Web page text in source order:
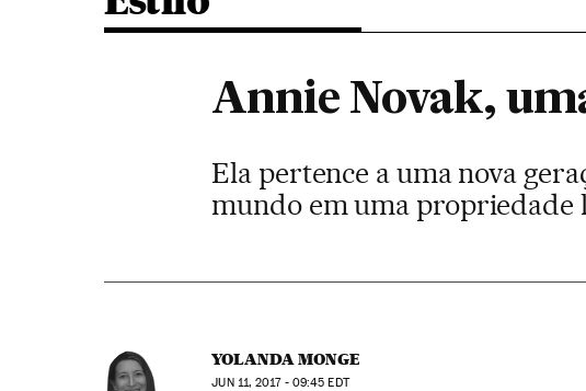
Annie Novak,
Ela pertence a uma nova
mundo em uma propriedade
YOLANDA MONGE
JUN11, 2017 - 09:45 EDT